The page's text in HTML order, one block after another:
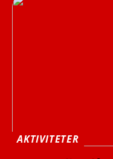
AKTIVITETER